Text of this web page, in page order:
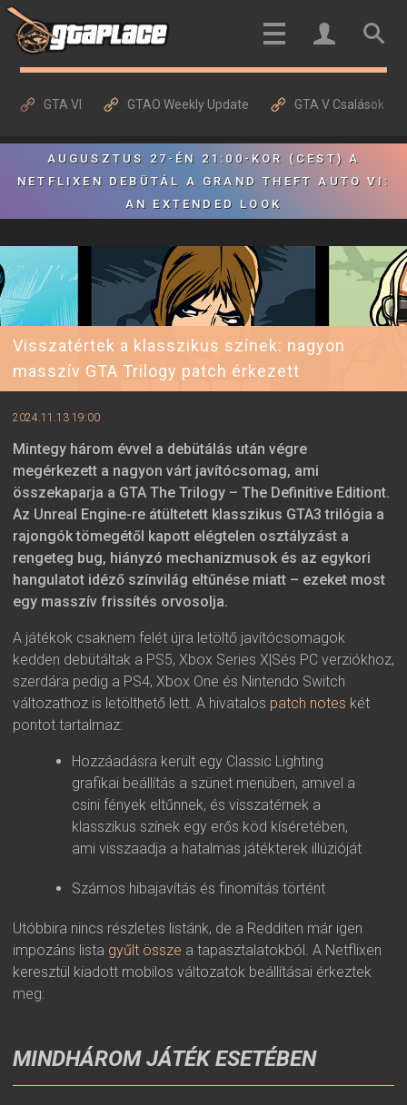
GTA VI GTAO Weekly Update GTA V Csalások
AUGUSZTUS 27-ÉN 21:00-KOR (CEST) A
NETFLIXEN DEBÜTÁL A GRAND THEFT AUTO VI:
AN EXTENDED LOOK
Visszatértek a klasszikus színek: nagyon
masszív GTA Trilogy patch érkezett
2024.11.13 19:00
Mintegy három évvel a debütálás után végre
megérkezett a nagyon várt javítócsomag, ami
összekaparja a GTA The Trilogy – The Definitive Editiont.
Az Unreal Engine-re átültetett klasszikus GTA3 trilógia a
rajongók tömegétől kapott elégtelen osztályzást a
rengeteg bug, hiányzó mechanizmusok és az egykori
hangulatot idéző színvilág eltűnése miatt – ezeket most
egy masszív frissítés orvosolja.
A játékok csaknem felét újra letöltő javítócsomagok
kedden debütáltak a PS5, Xbox Series X|Sés PC verziókhoz,
szerdára pedig a PS4, Xbox One és Nintendo Switch
változathoz is letölthető lett. A hivatalos patch notes két
pontot tartalmaz:
Hozzáadásra került egy Classic Lighting
grafikai beállítás a szünet menüben, amivel a
csini fények eltűnnek, és visszatérnek a
klasszikus színek egy erős köd kíséretében,
ami visszaadja a hatalmas játékterek illúzióját
Számos hibajavítás és finomítás történt
Utóbbira nincs részletes listánk, de a Redditen már igen
impozáns lista gyűlt össze a tapasztalatokból. A Netflixen
keresztül kiadott mobilos változatok beállításai érkeztek
meg:
MINDHÁROM JÁTÉK ESETÉBEN